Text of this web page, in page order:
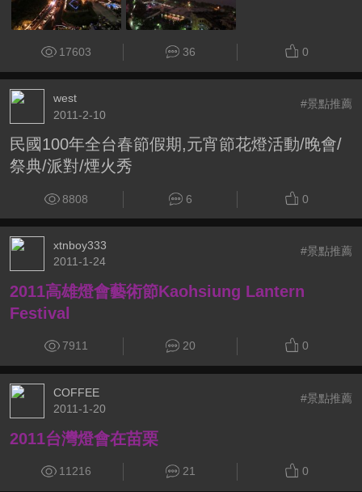
17603 36 0
west
2011-2-10
#景點推薦
民國100年全台春節假期,元宵節花燈活動/晚會/
祭典/派對/煙火秀
8808 6 0
xtnboy333
2011-1-24
#景點推薦
2011高雄燈會藝術節Kaohsiung Lantern
Festival
7911 20 0
COFFEE
2011-1-20
#景點推薦
2011台灣燈會在苗栗
11216 21 0